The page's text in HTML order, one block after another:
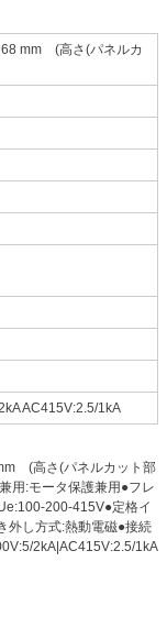
mm (高さ(パネルカ
AC415V:2.5/1kA
(高さ(パネルカット部
用:モータ保護兼用●フレ
200-415V●定格イ
し方式:熱動電磁●接続
2kA|AC415V:2.5/1kA